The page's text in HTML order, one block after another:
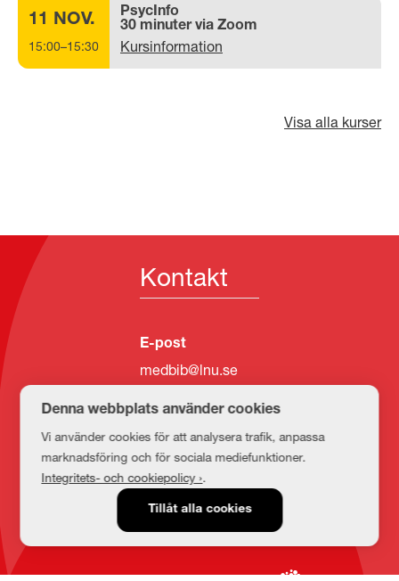
11 NOV.
15:00–15:30
PsycInfo
30 minuter via Zoom
Kursinformation
Visa alla kurser
Kontakt
E-post
medbib@lnu.se
Denna webbplats använder cookies
Vi använder cookies för att analysera trafik, anpassa
marknadsföring och för sociala mediefunktioner.
Integritets- och cookiepolicy ›.
Tillåt alla cookies